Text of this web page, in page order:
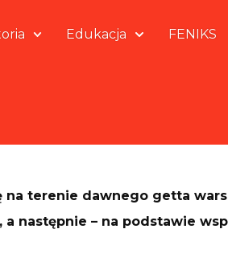
Edukacja FENIKS
terenie dawnego getta
następnie – na podstawie